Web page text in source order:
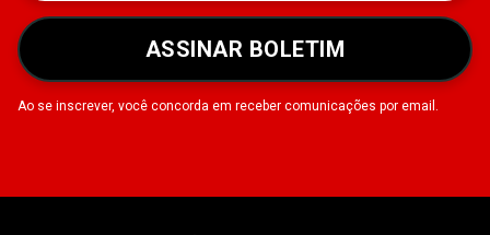
ASSINAR BOLETIM
Ao se inscrever, você concorda em receber comunicações por email.